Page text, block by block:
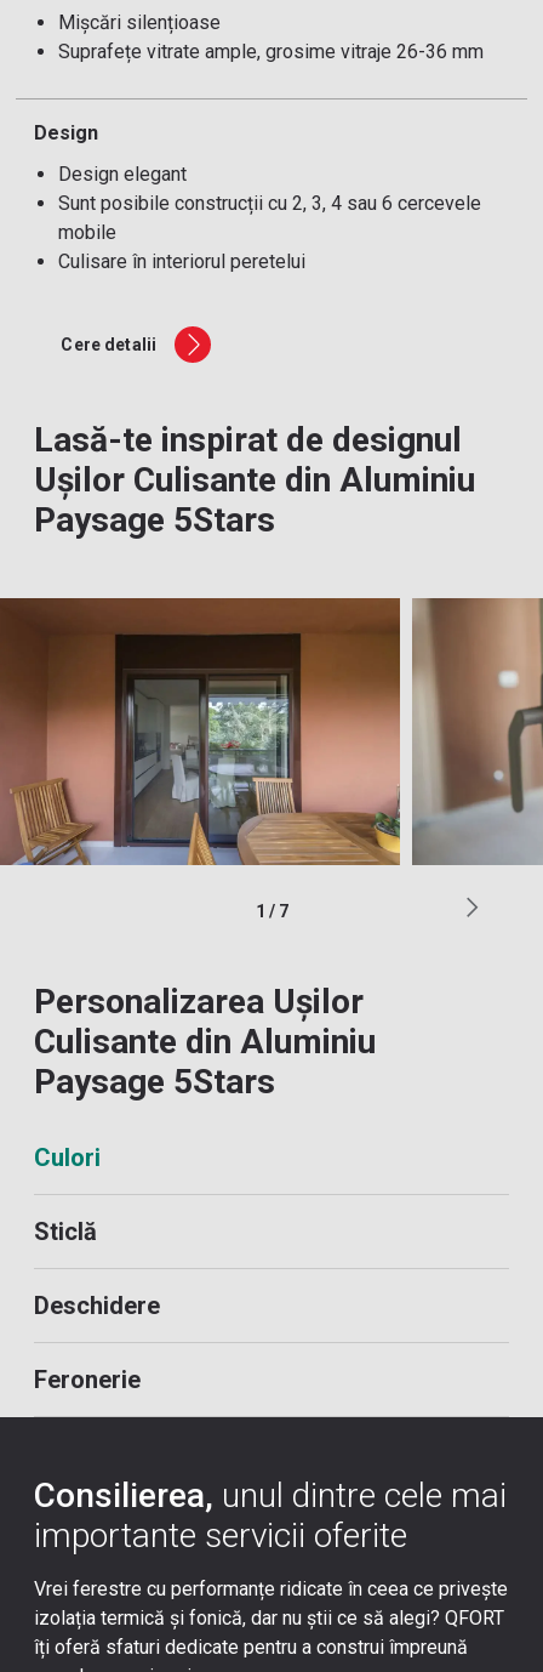
Mișcări silențioase
Suprafețe vitrate ample, grosime vitraje 26-36 mm
Design
Design elegant
Sunt posibile construcții cu 2, 3, 4 sau 6 cercevele
mobile
Culisare în interiorul peretelui
Cere detalii
Lasă-te inspirat de designul
Ușilor Culisante din Aluminiu
Paysage 5Stars
1 / 7
Personalizarea Ușilor
Culisante din Aluminiu
Paysage 5Stars
Culori
Sticlă
Deschidere
Feronerie
Consilierea, unul dintre cele mai
importante servicii oferite
Vrei ferestre cu performanțe ridicate în ceea ce privește
izolația termică și fonică, dar nu știi ce să alegi? QFORT
îți oferă sfaturi dedicate pentru a construi împreună